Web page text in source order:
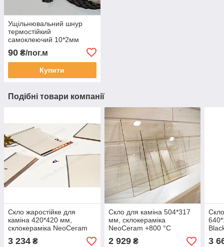
Ущільнювальний шнур
термостійкий
самоклеючий 10*2мм
90 ₴/пог.м
Купити
Подібні товари компанії
Скло жаростійке для
каміна 420*420 мм,
склокераміка NeoCeram
+800 °C
3 234 ₴
Скло для каміна 504*317
мм, склокераміка
NeoCeram +800 °C
2 929₴ 3